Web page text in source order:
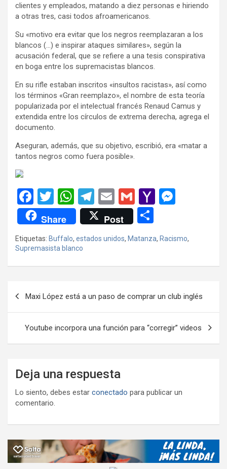
clientes y empleados, matando a diez personas e hiriendo
a otras tres, casi todos afroamericanos.
Su «motivo era evitar que los negros reemplazaran a los
blancos (…) e inspirar ataques similares», según la
acusación federal, que se refiere a una tesis conspirativa
en boga entre los supremacistas blancos.
En su rifle estaban inscritos «insultos racistas», así como
los términos «Gran reemplazo», el nombre de esta teoría
popularizada por el intelectual francés Renaud Camus y
extendida entre los círculos de extrema derecha, agrega el
documento.
Aseguran, además, que su objetivo, escribió, era «matar a
tantos negros como fuera posible».
F
a
ce
b
o
k
T
wi
tt
er
W
h
at
s
A
p
T
el
e
gr
a
E
m
ail
G
m
ail
Y
o
o
ail
n
g
Share Post
o
m
p
tir
Etiquetas: Buffalo, estados unidos, Matanza, Racismo,
Supremasista blanco
entradas
Maxi López está a un paso de comprar un club inglés
Youtube incorpora una función para “corregir” videos
Deja una respuesta
Lo siento, debes estar conectado para publicar un
comentario.